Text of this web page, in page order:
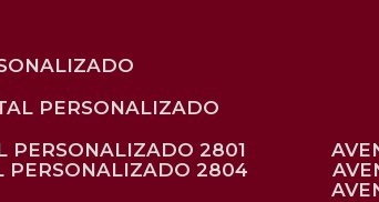
PERSONALIZADO
PERSONALIZADO 2801
PERSONALIZADO 2804